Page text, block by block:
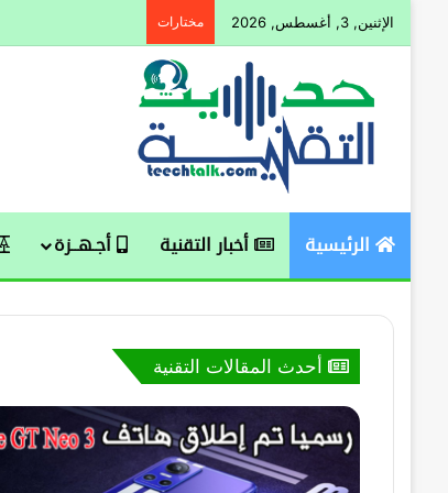
الإثنين, 3, أغسطس, 2026 مختارات
الرئيسية أخبار التقنية أجـهــزة
أحدث المقالات التقنية